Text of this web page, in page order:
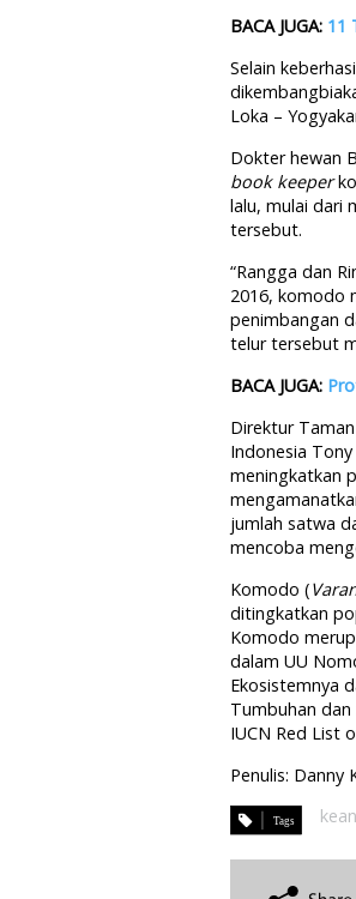
BACA JUGA: 11
Selain
Loka –
Dokter hewan
book keeper
lalu, mulai dari
tersebut.
“Rangga dan
2016, komodo
penimbangan
telur tersebut
BACA JUGA:
Direktur
Indonesia
meningkatkan
jumlah satwa
mencoba
Komodo (
ditingkatkan
Komodo
dalam UU
Ekosistemnya
Tumbuhan
IUCN Red List
Penulis: Danny